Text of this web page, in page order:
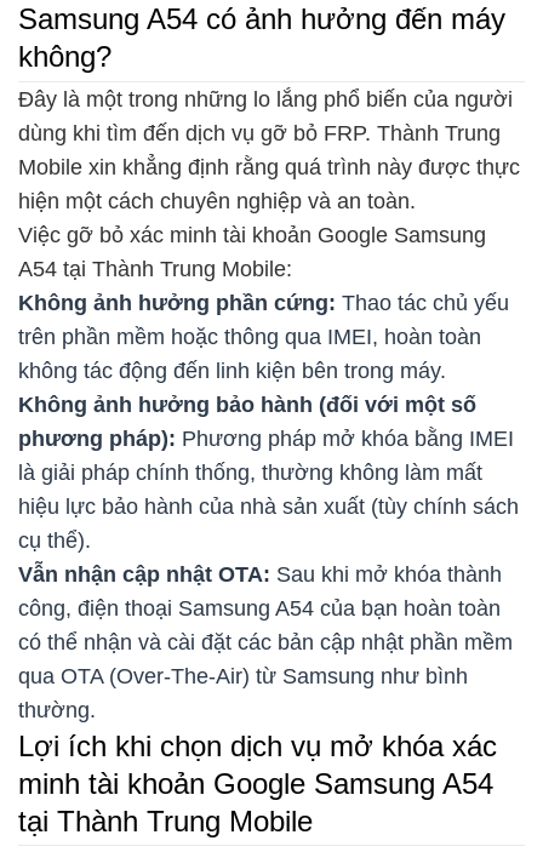
Samsung A54 có ảnh hưởng đến máy
không?
Đây là một trong những lo lắng phổ biến của người
dùng khi tìm đến dịch vụ gỡ bỏ FRP. Thành Trung
Mobile xin khẳng định rằng quá trình này được thực
hiện một cách chuyên nghiệp và an toàn.
Việc gỡ bỏ xác minh tài khoản Google Samsung
A54 tại Thành Trung Mobile:
Không ảnh hưởng phần cứng: Thao tác chủ yếu
trên phần mềm hoặc thông qua IMEI, hoàn toàn
không tác động đến linh kiện bên trong máy.
Không ảnh hưởng bảo hành (đối với một số
phương pháp): Phương pháp mở khóa bằng IMEI
là giải pháp chính thống, thường không làm mất
hiệu lực bảo hành của nhà sản xuất (tùy chính sách
cụ thể).
Vẫn nhận cập nhật OTA: Sau khi mở khóa thành
công, điện thoại Samsung A54 của bạn hoàn toàn
có thể nhận và cài đặt các bản cập nhật phần mềm
qua OTA (Over-The-Air) từ Samsung như bình
thường.
Lợi ích khi chọn dịch vụ mở khóa xác
minh tài khoản Google Samsung A54
tại Thành Trung Mobile